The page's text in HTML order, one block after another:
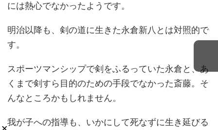
には熱心でなかったようです。
明治以降も、剣の道に生きた永倉新八とは対照的で
す。
スポーツマンシップで剣をふるっていた永倉と、あ
くまで剣すら目的のための手段でなかった斎藤。そ
んなところかもしれません。
我が子への指導も、いかにして死なずに生き延びる